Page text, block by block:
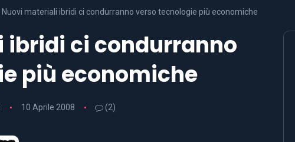
Nuovi materiali ibridi ci condurranno verso tecnologie più economiche
ci condurranno
più economiche
10 Aprile 2008 (2)